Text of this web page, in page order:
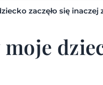
zaczęło się inaczej